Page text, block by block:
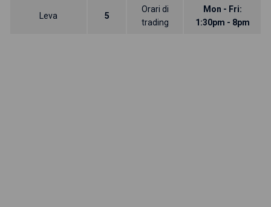
Leva 5
Orari di
trading
Mon - Fri:
1:30pm - 8pm